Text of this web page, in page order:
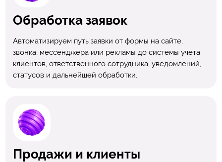
Обработка заявок
Автоматизируем путь заявки от формы на сайте,
звонка, мессенджера или рекламы до системы учета
клиентов, ответственного сотрудника, уведомлений,
статусов и дальнейшей обработки.
Продажи и клиенты